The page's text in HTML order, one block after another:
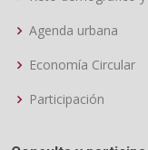
Agenda urbana
Economía Circular
Participación